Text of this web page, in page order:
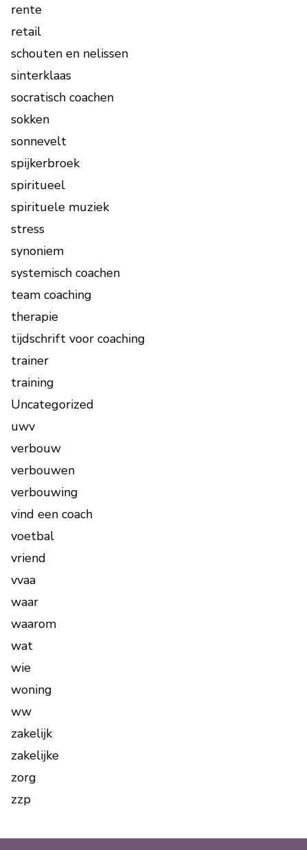
rente
retail
schouten en nelissen
sinterklaas
socratisch coachen
sokken
sonnevelt
spijkerbroek
spiritueel
spirituele muziek
stress
synoniem
systemisch coachen
team coaching
therapie
tijdschrift voor coaching
trainer
training
Uncategorized
uwv
verbouw
verbouwen
verbouwing
vind een coach
voetbal
vriend
vvaa
waar
waarom
wat
wie
woning
ww
zakelijk
zakelijke
zorg
zzp